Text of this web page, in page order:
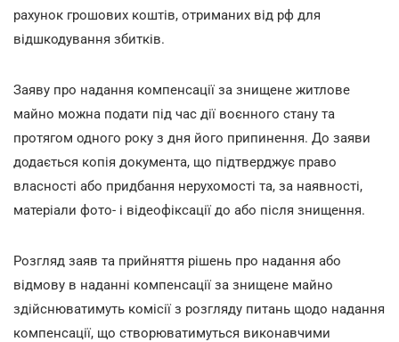
рахунок грошових коштів, отриманих від рф для
відшкодування збитків.
Заяву про надання компенсації за знищене житлове
майно можна подати під час дії воєнного стану та
протягом одного року з дня його припинення. До заяви
додається копія документа, що підтверджує право
власності або придбання нерухомості та, за наявності,
матеріали фото- і відеофіксації до або після знищення.
Розгляд заяв та прийняття рішень про надання або
відмову в наданні компенсації за знищене майно
здійснюватимуть комісії з розгляду питань щодо надання
компенсації, що створюватимуться виконавчими